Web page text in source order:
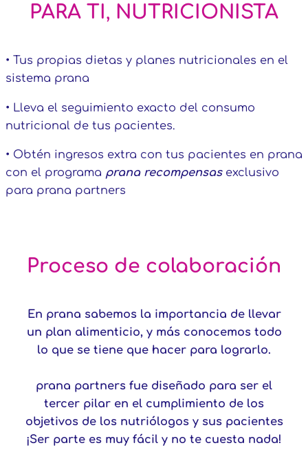
PARA TI, NUTRICIONISTA
• Tus propias dietas y planes nutricionales en el
sistema prana
• Lleva el seguimiento exacto del consumo
nutricional de tus pacientes.
• Obtén ingresos extra con tus pacientes en prana
con el programa prana recompensas exclusivo
para prana partners
Proceso de colaboración
En prana sabemos la importancia de llevar
un plan alimenticio, y más conocemos todo
lo que se tiene que hacer para lograrlo.
prana partners fue diseñado para ser el
tercer pilar en el cumplimiento de los
objetivos de los nutriólogos y sus pacientes
¡Ser parte es muy fácil y no te cuesta nada!